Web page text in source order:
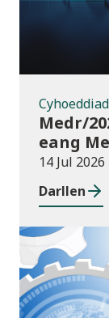
Medr/
eang
14 Jul 2026
Darllen